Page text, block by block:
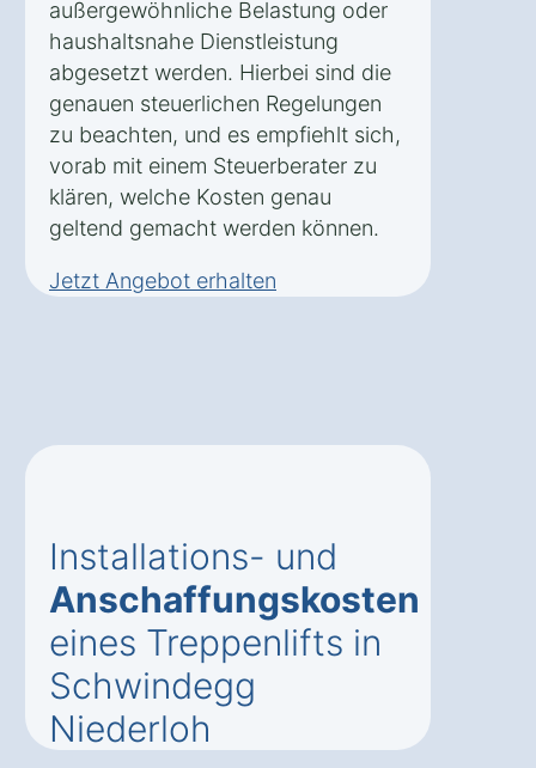
außergewöhnliche Belastung oder
haushaltsnahe Dienstleistung
abgesetzt werden. Hierbei sind die
genauen steuerlichen Regelungen
zu beachten, und es empfiehlt sich,
vorab mit einem Steuerberater zu
klären, welche Kosten genau
geltend gemacht werden können.
Jetzt Angebot erhalten
Installations- und
Anschaffungskosten
eines Treppenlifts in
Schwindegg
Niederloh